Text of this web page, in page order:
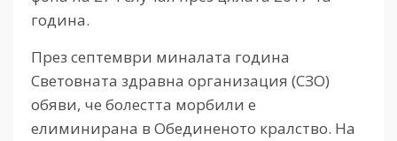
година.
През септември миналата година
Световната здравна организация (СЗО)
обяви, че болестта морбили е
елиминирана в Обединеното кралство. На